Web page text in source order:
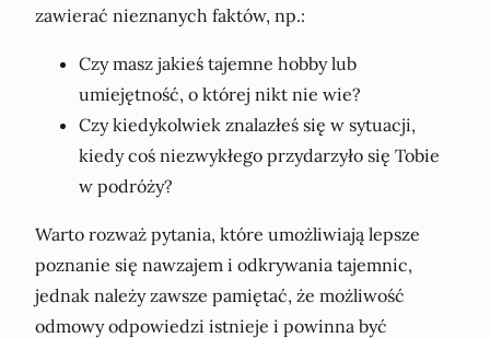
zawierać nieznanych faktów, np.:
Czy masz jakieś tajemne hobby lub
umiejętność, o której nikt nie wie?
Czy kiedykolwiek znalazłeś się w sytuacji,
kiedy coś niezwykłego przydarzyło się Tobie
w podróży?
Warto rozważ pytania, które umożliwiają lepsze
poznanie się nawzajem i odkrywania tajemnic,
jednak należy zawsze pamiętać, że możliwość
odmowy odpowiedzi istnieje i powinna być